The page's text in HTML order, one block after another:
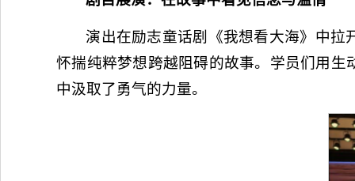
演出在励志童话剧《我想看大海》中拉
怀揣纯粹梦想跨越阻碍的故事。学员们用生
中汲取了勇气的力量。